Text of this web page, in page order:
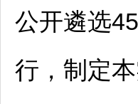
公开遴选
行，制定本